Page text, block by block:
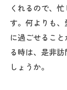
くれるので、
す。何よりも
に過ごせるこ
る時は、是非
しょうか。